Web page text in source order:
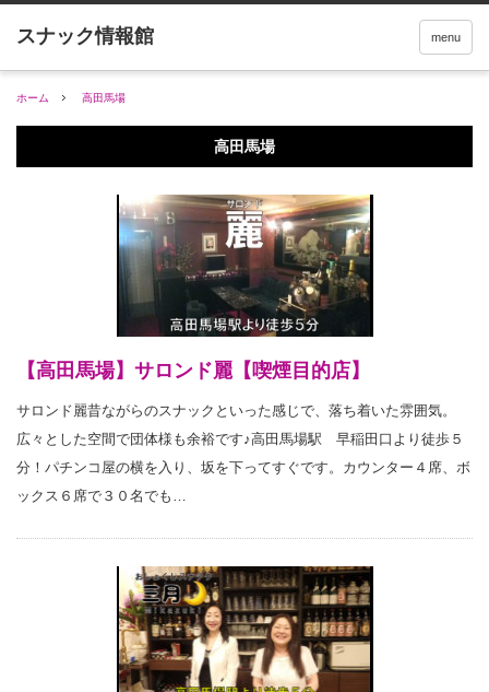
menu
ホーム 高田馬場
高田馬場
【高田馬場】サロンド麗【喫煙目的店】
サロンド麗昔ながらのスナックといった感じで、落ち着いた雰囲気。
広々とした空間で団体様も余裕です♪高田馬場駅 早稲田口より徒歩５
分！パチンコ屋の横を入り、坂を下ってすぐです。カウンター４席、ボ
ックス６席で３０名でも…